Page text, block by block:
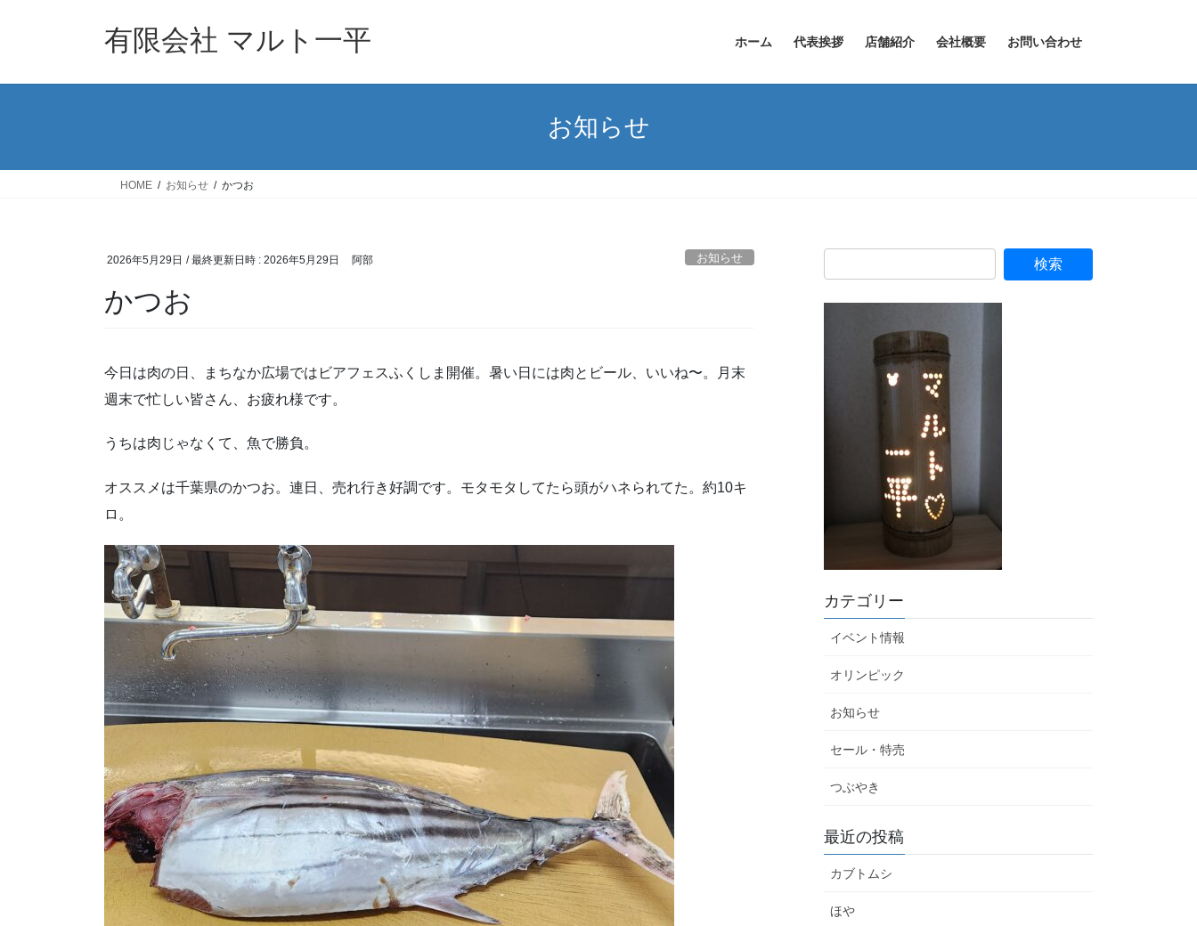
有限会社 マルト一平 ホーム 代表挨拶 店舗紹介 会社概要 お問い合わせ
お知らせ
HOME お知らせ かつお
2026年5月29日 / 最終更新日時 : 2026年5月29日 阿部 お知らせ
かつお
今日は肉の日、まちなか広場ではビアフェスふくしま開催。暑い日には肉とビール、いいね〜。月末
週末で忙しい皆さん、お疲れ様です。
うちは肉じゃなくて、魚で勝負。
オススメは千葉県のかつお。連日、売れ行き好調です。モタモタしてたら頭がハネられてた。約10キ
ロ。
カテゴリー
イベント情報
オリンピック
お知らせ
セール・特売
つぶやき
最近の投稿
カブトムシ
ほや